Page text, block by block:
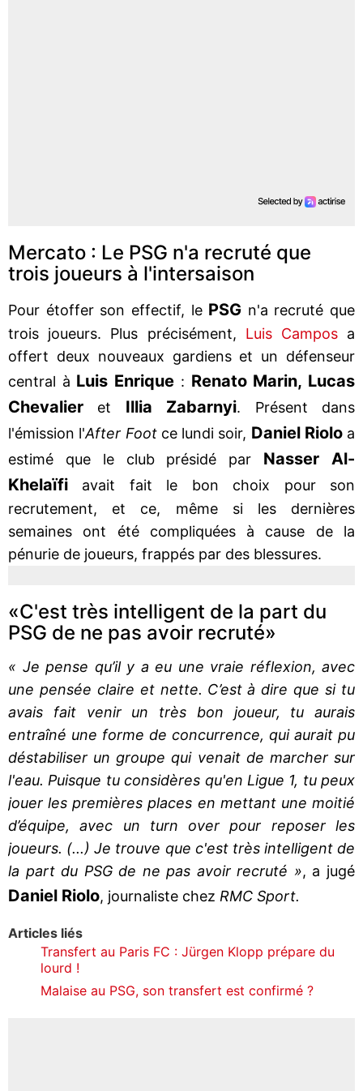
Mercato : Le PSG n'a recruté que
trois joueurs à l'intersaison
Pour étoffer son effectif, le PSG n'a recruté que
trois joueurs. Plus précisément, Luis Camposa
offert deux nouveaux gardiens et un défenseur
central à Luis Enrique : Renato Marin, Lucas
Chevalier et Illia Zabarnyi. Présent dans
l'émission l'After Footce lundi soir, Daniel Riolo a
estimé que le club présidé par Nasser Al-
Khelaïfi avait fait le bon choix pour son
recrutement, et ce, même si les dernières
semaines ont été compliquées à cause de la
pénurie de joueurs, frappés par des blessures.
«C'est très intelligent de la part du
PSG de ne pas avoir recruté»
« Je pense qu’il y a eu une vraie réflexion, avec
une pensée claire et nette. C’est à dire que si tu
avais fait venir un très bon joueur, tu aurais
entraîné une forme de concurrence, qui aurait pu
déstabiliser un groupe qui venait de marcher sur
l'eau. Puisque tu considères qu'en Ligue 1, tu peux
jouer les premières places en mettant une moitié
d’équipe, avec un turn over pour reposer les
joueurs. (...) Je trouve que c'est très intelligent de
la part du PSG de ne pas avoir recruté », a jugé
Daniel Riolo, journaliste chez RMC Sport.
Articles liés
Transfert au Paris FC : Jürgen Klopp prépare du
lourd !
Malaise au PSG, son transfert est confirmé ?